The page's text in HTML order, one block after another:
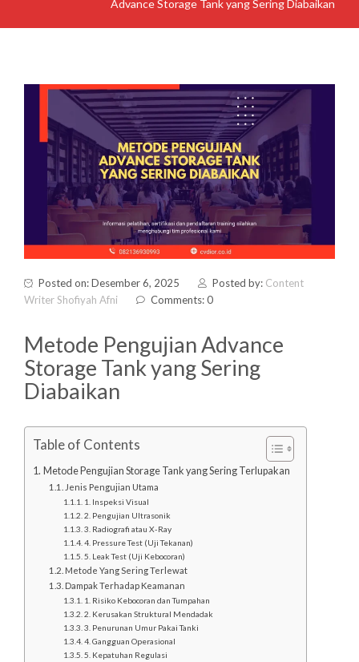
Advance Storage Tank yang Sering Diabaikan
Posted on: Desember 6, 2025 Posted by: Content
Writer Shofiyah Afni
Comments: 0
Metode Pengujian Advance
Storage Tank yang Sering
Diabaikan
Table of Contents
Metode Pengujian Storage Tank yang Sering Terlupakan
Jenis Pengujian Utama
1. Inspeksi Visual
2. Pengujian Ultrasonik
3. Radiografi atau X-Ray
4. Pressure Test (Uji Tekanan)
5. Leak Test (Uji Kebocoran)
Metode Yang Sering Terlewat
Dampak Terhadap Keamanan
1. Risiko Kebocoran dan Tumpahan
2. Kerusakan Struktural Mendadak
3. Penurunan Umur Pakai Tanki
4. Gangguan Operasional
5. Kepatuhan Regulasi